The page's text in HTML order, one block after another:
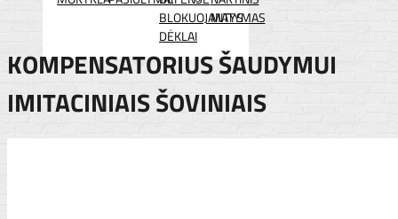
BLOKUOJANTYS
DĖKLAI
MATYMAS
KOMPENSATORIUS ŠAUDYMUI
IMITACINIAIS ŠOVINIAIS